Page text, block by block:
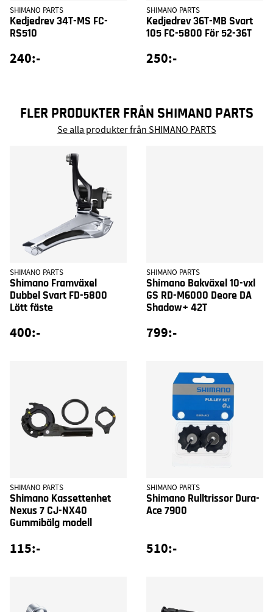
SHIMANO PARTS
Kedjedrev 34T-MS FC-
RS510
240:-
SHIMANO PARTS
Kedjedrev 36T-MB Svart
105 FC-5800 För 52-36T
250:-
FLER PRODUKTER FRÅN SHIMANO PARTS
Se alla produkter från SHIMANO PARTS
SHIMANO PARTS
Shimano Framväxel
Dubbel Svart FD-5800
Lött fäste
400:-
SHIMANO PARTS
Shimano Bakväxel 10-vxl
GS RD-M6000 Deore DA
Shadow+ 42T
799:-
SHIMANO PARTS
Shimano Kassettenhet
Nexus 7 CJ-NX40
Gummibälg modell
115:-
SHIMANO PARTS
Shimano Rulltrissor Dura-
Ace 7900
510:-